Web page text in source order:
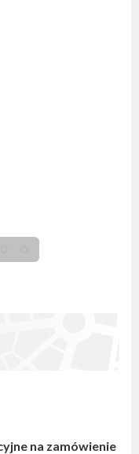
na zamówienie